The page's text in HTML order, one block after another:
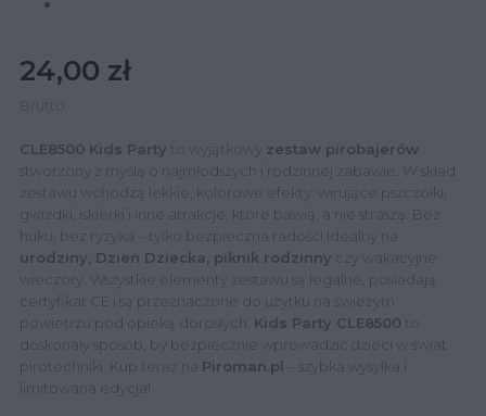
24,00 zł
Brutto
CLE8500 Kids Party to wyjątkowy zestaw pirobajerów
stworzony z myślą o najmłodszych i rodzinnej zabawie. W skład
zestawu wchodzą lekkie, kolorowe efekty: wirujące pszczółki,
gwizdki, iskierki i inne atrakcje, które bawią, a nie straszą. Bez
huku, bez ryzyka – tylko bezpieczna radość! Idealny na
urodziny, Dzień Dziecka, piknik rodzinny czy wakacyjne
wieczory. Wszystkie elementy zestawu są legalne, posiadają
certyfikat CE i są przeznaczone do użytku na świeżym
powietrzu pod opieką dorosłych. Kids Party CLE8500 to
doskonały sposób, by bezpiecznie wprowadzić dzieci w świat
pirotechniki. Kup teraz na Piroman.pl
– szybka wysyłka i
limitowana edycja!